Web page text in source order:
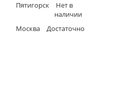
Пятигорск
Нет в
наличии
Москва
Достаточно